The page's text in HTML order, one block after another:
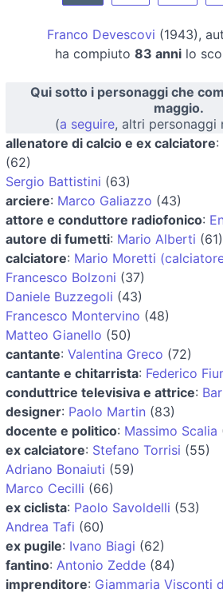
Franco Devescovi (1943),
ha compiuto 83 annilo
Qui sotto i personaggi che
maggio.
(a seguire, altri personaggi
allenatore di calcio e ex calciatore:
(62)
Sergio Battistini (63)
arciere: Marco Galiazzo (43)
attore e conduttore radiofonico:
autore di fumetti: Mario Alberti (61)
calciatore: Mario Moretti
Francesco Bolzoni (37)
Daniele Buzzegoli (43)
Francesco Montervino (48)
Matteo Gianello (50)
cantante: Valentina Greco (72)
cantante e chitarrista: Federico
conduttrice televisiva e attrice:
designer: Paolo Martin (83)
docente e politico: Massimo Scalia
ex calciatore: Stefano Torrisi (55)
Adriano Bonaiuti (59)
Marco Cecilli (66)
ex ciclista: Paolo Savoldelli (53)
Andrea Tafi (60)
ex pugile: Ivano Biagi (62)
fantino: Antonio Zedde (84)
imprenditore: Giammaria Visconti